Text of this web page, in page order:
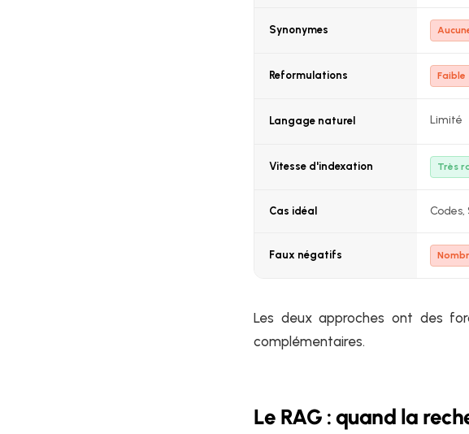
Synonymes
Reformulations Faible
Langage naturel Limité
Vitesse d'indexation Très
Cas idéal
Faux négatifs
Les deux approches ont des
complémentaires.
Le RAG : quand la